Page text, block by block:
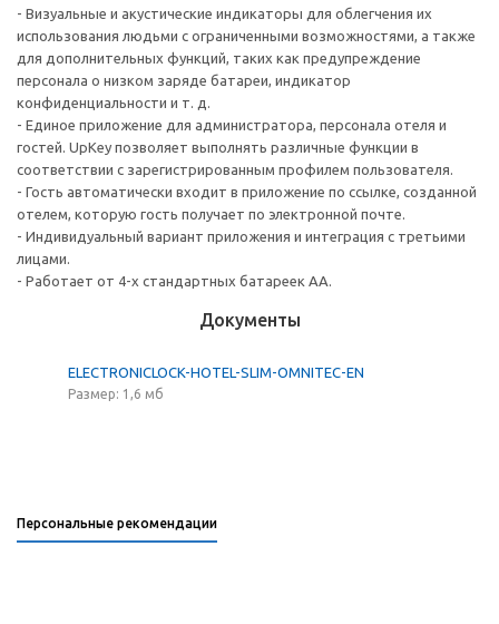
- Визуальные и акустические индикаторы для облегчения их
использования людьми с ограниченными возможностями, а также
для дополнительных функций, таких как предупреждение
персонала о низком заряде батареи, индикатор
конфиденциальности и т. д.
- Единое приложение для администратора, персонала отеля и
гостей. UpKey позволяет выполнять различные функции в
соответствии с зарегистрированным профилем пользователя.
- Гость автоматически входит в приложение по ссылке, созданной
отелем, которую гость получает по электронной почте.
- Индивидуальный вариант приложения и интеграция с третьими
лицами.
- Работает от 4-х стандартных батареек АА.
Документы
ELECTRONICLOCK-HOTEL-SLIM-OMNITEC-EN
Размер: 1,6 мб
Персональные рекомендации